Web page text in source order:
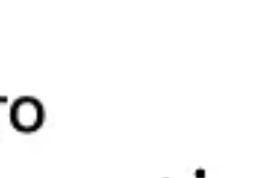
리서치 및 디자인